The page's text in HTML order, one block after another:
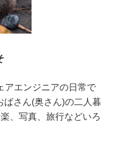
アエンジニアの日常で
さん(奥さん)の二人暮
、写真、旅行などいろ